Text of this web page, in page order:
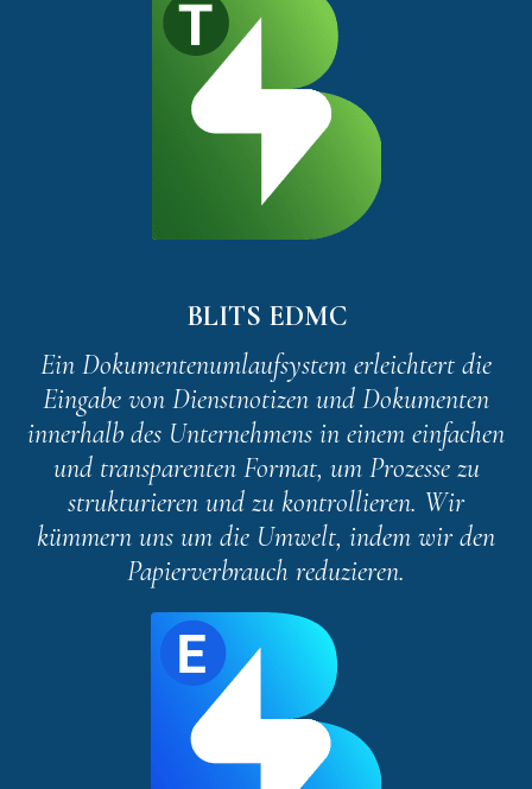
BLITS EDMC
Ein Dokumentenumlaufsystem erleichtert die
Eingabe von Dienstnotizen und Dokumenten
innerhalb des Unternehmens in einem einfachen
und transparenten Format, um Prozesse zu
strukturieren und zu kontrollieren. Wir
kümmern uns um die Umwelt, indem wir den
Papierverbrauch reduzieren.